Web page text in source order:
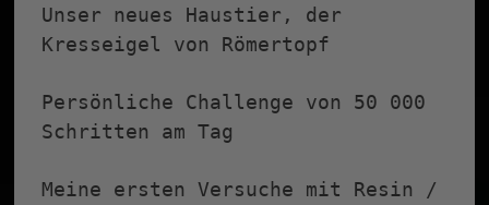
Unser neues Haustier, der
Kresseigel von Römertopf
Persönliche Challenge von 50 000
Schritten am Tag
Meine ersten Versuche mit Resin /